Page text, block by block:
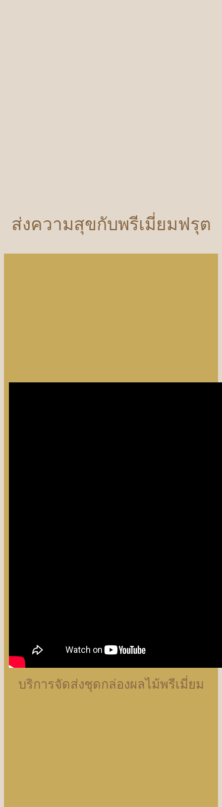
ส่งความสุขกับพรีเมี่ยมฟรุต
บริการจัดส่งชุดกล่องผลไม้พรีเมี่ยม